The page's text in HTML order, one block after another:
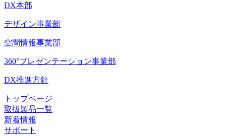
DX本部
デザイン事業部
空間情報事業部
360°プレゼンテーション事業部
DX推進方針
トップページ
取扱製品一覧
新着情報
サポート